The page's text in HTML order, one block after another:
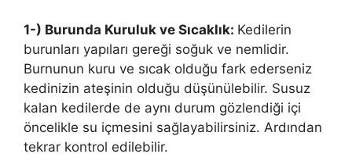
1-) Burunda Kuruluk ve Sıcaklık: Kedilerin
burunları yapıları gereği soğuk ve nemlidir.
Burnunun kuru ve sıcak olduğu fark ederseniz
kedinizin ateşinin olduğu düşünülebilir. Susuz
kalan kedilerde de aynı durum gözlendiği içi
öncelikle su içmesini sağlayabilirsiniz. Ardından
tekrar kontrol edilebilir.